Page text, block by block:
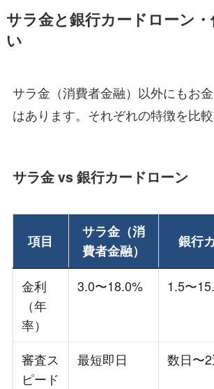
サラ金と銀行カードローン
い
サラ金（消費者金融）以外にもお
はあります。それぞれの特徴を比較
サラ金 vs 銀行カードローン
項目
サラ金（消
費者金融）
銀行
金利
（年
率）
3.0〜18.0% 1.5〜
審査ス
ピード
最短即日 数日〜